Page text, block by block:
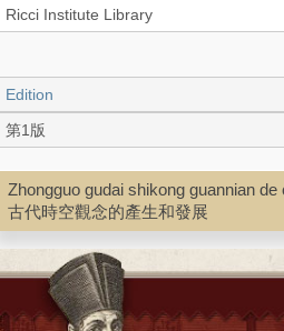
Ricci Institute Library
Edition
第1版
Language
Chinese 中文[簡體]
Record_type
Zhongguo gudai shikong guannian
古代時空觀念的產生和發展